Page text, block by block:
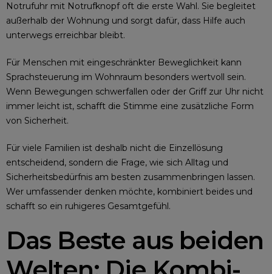
Notrufuhr mit Notrufknopf oft die erste Wahl. Sie begleitet
außerhalb der Wohnung und sorgt dafür, dass Hilfe auch
unterwegs erreichbar bleibt.
Für Menschen mit eingeschränkter Beweglichkeit kann
Sprachsteuerung im Wohnraum besonders wertvoll sein.
Wenn Bewegungen schwerfallen oder der Griff zur Uhr nicht
immer leicht ist, schafft die Stimme eine zusätzliche Form
von Sicherheit.
Für viele Familien ist deshalb nicht die Einzellösung
entscheidend, sondern die Frage, wie sich Alltag und
Sicherheitsbedürfnis am besten zusammenbringen lassen.
Wer umfassender denken möchte, kombiniert beides und
schafft so ein ruhigeres Gesamtgefühl.
Das Beste aus beiden